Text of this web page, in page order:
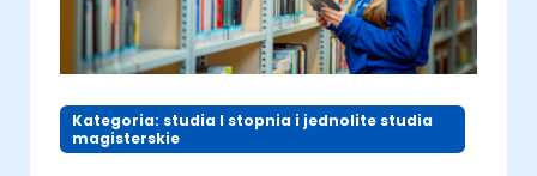
Kategoria: studia I stopnia i jednolite studia
magisterskie